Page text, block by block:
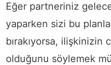
Eğer partneriniz
yaparken sizi bu
bırakıyorsa, ilişkinizin
olduğunu söylemek